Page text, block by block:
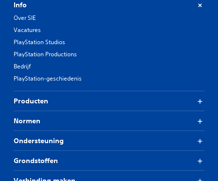
Info
Over SIE
Vacatures
PlayStation Studios
PlayStation Productions
Bedrijf
PlayStation-geschiedenis
Producten
Normen
Ondersteuning
Grondstoffen